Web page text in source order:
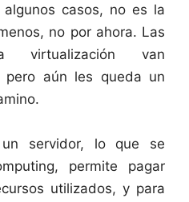
casos, no es la
no por ahora. Las
virtualización van
pero aún les queda un
servidor, lo que se
permite pagar
utilizados, y para